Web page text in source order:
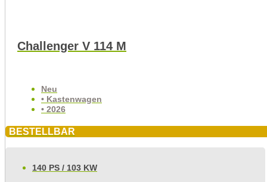
Challenger V 114 M
Neu
• Kastenwagen
• 2026
BESTELLBAR
140 PS / 103 KW